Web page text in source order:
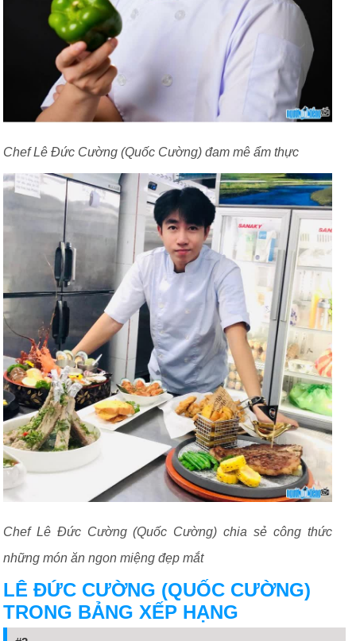
Chef Lê Đức Cường (Quốc Cường) đam mê ẩm thực
Chef Lê Đức Cường (Quốc Cường) chia sẻ công thức
những món ăn ngon miệng đẹp mắt
LÊ ĐỨC CƯỜNG (QUỐC CƯỜNG)
TRONG BẢNG XẾP HẠNG